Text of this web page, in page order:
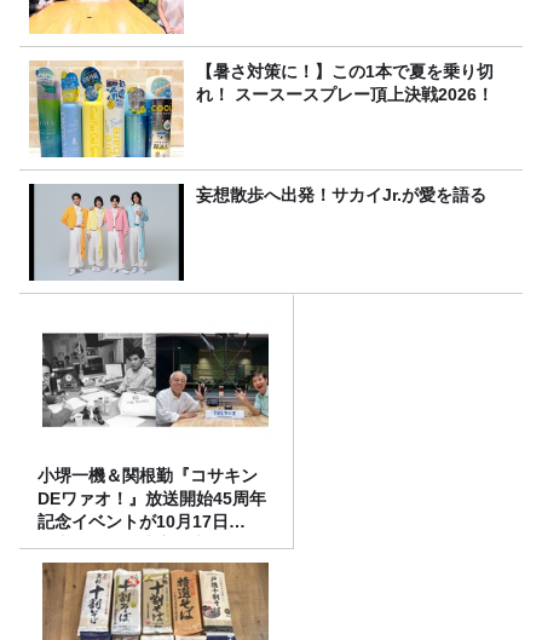
【暑さ対策に！】この1本で夏を乗り切
れ！ スースースプレー頂上決戦2026！
妄想散歩へ出発！サカイJr.が愛を語る
小堺一機＆関根勤『コサキン
DEワァオ！』放送開始45周年
記念イベントが10月17日
（土）に開催決定！本日より
FC先行受付スタート！